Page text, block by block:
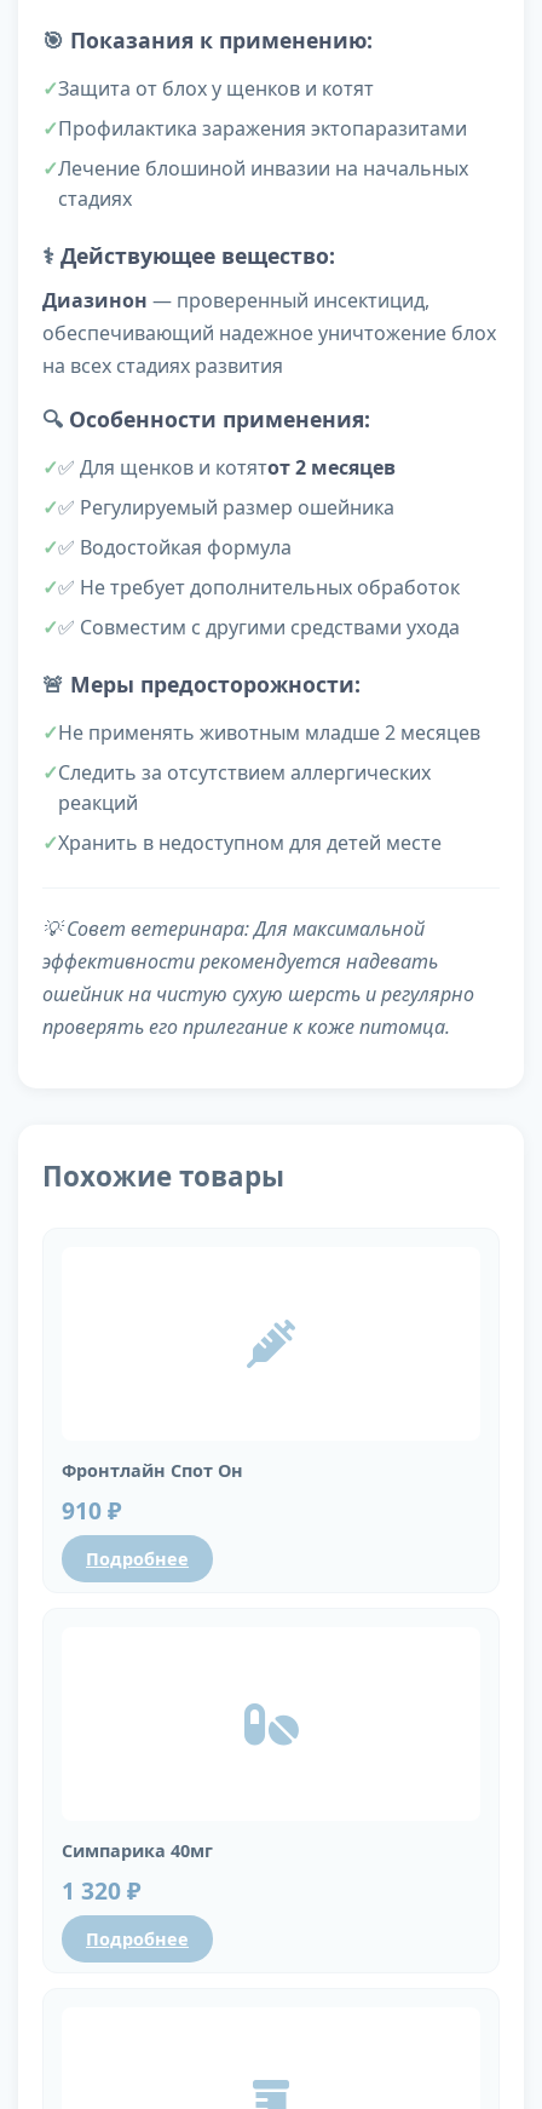
🎯 Показания к применению:
Защита от блох у щенков и котят
Профилактика заражения эктопаразитами
Лечение блошиной инвазии на начальных
стадиях
⚕️ Действующее вещество:
Диазинон — проверенный инсектицид,
обеспечивающий надежное уничтожение блох
на всех стадиях развития
🔍 Особенности применения:
✅ Для щенков и котятот 2 месяцев
✅ Регулируемый размер ошейника
✅ Водостойкая формула
✅ Не требует дополнительных обработок
✅ Совместим с другими средствами ухода
🚨 Меры предосторожности:
Не применять животным младше 2 месяцев
Следить за отсутствием аллергических
реакций
Хранить в недоступном для детей месте
💡Совет ветеринара:Для максимальной
эффективности рекомендуется надевать
ошейник на чистую сухую шерсть и регулярно
проверять его прилегание к коже питомца.
Похожие товары
Фронтлайн Спот Он
910 ₽
Подробнее
Симпарика 40мг
1 320 ₽
Подробнее